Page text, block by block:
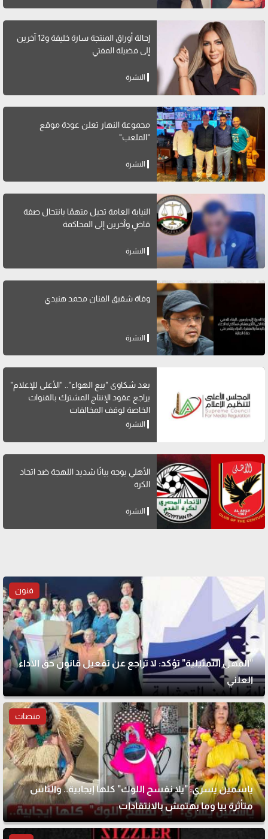
إحالة أوراق المنتجة سارة خليفة و12 آخرين
إلى فضيلة المفتي
النشرة
مجموعة النهار تعلن عودة موقع
"الملعب"
النشرة
النيابة العامة تحيل متهمًا بانتحال صفة
قاضٍ وآخرين إلى المحاكمة
النشرة
وفاة شقيق الفنان محمد هنيدي
النشرة
بعد شكاوى "بيع الهواء".. "الأعلى للإعلام"
يراجع عقود الإنتاج المشترك بالقنوات
الخاصة لوقف المخالفات
النشرة
الأهلي يوجه بيانًا شديد اللهجة ضد اتحاد
الكرة
النشرة
فنون
"المهن التمثيلية" تؤكد: لا تراجع عن تفعيل قانون حق الأداء
العلني
منصات
ياسمين يسري: "يلا نفسح اللوك" كلها إيجابية.. والناس
متأثرة بيا وما بهتمش بالانتقادات